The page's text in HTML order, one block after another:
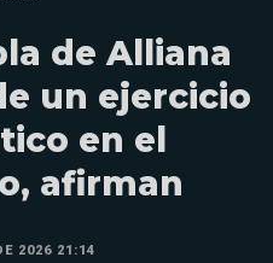
de Alliana
un ejercicio
en el
afirman
2026 21:14